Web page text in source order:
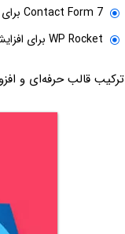
Contact Form 7 برای طراحی فرم‌های ارتباطی
WP Rocket برای افزایش سرعت بارگذاری سایت
ترکیب قالب حرفه‌ای و